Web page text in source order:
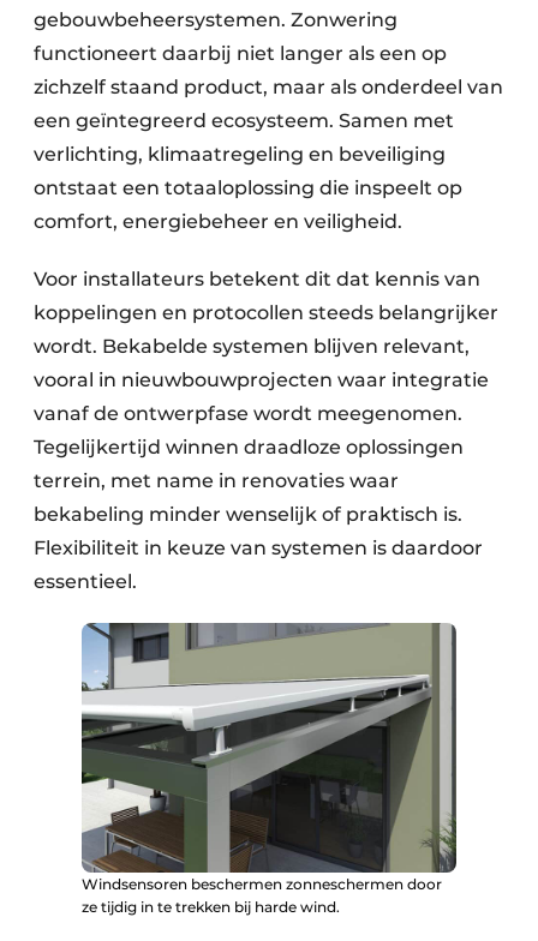
gebouw­beheersystemen. Zonwering
functioneert daarbij niet langer als een op
zichzelf staand product, maar als onderdeel van
een geïntegreerd ecosysteem. Samen met
verlichting, klimaatregeling en beveiliging
ontstaat een totaaloplossing die inspeelt op
comfort, energiebeheer en veiligheid.
Voor installateurs betekent dit dat kennis van
koppelingen en protocollen steeds belangrijker
wordt. Bekabelde systemen blijven relevant,
vooral in nieuwbouwprojecten waar integratie
vanaf de ontwerpfase wordt meegenomen.
Tegelijkertijd winnen draadloze oplossingen
terrein, met name in renovaties waar
bekabeling minder wenselijk of praktisch is.
Flexibiliteit in keuze van systemen is daardoor
essentieel.
Windsensoren beschermen zonneschermen door
ze tijdig in te trekken bij harde wind.